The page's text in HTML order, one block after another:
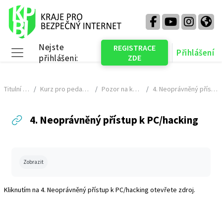
Přejít k hlavnímu obsahu
Boční panel
Nejste
přihlášeni:
REGISTRACE
ZDE
Přihlášení
Titulní stránka Kurz pro pedagogy - NÁHLED Pozor na kyberprostor 4. Neoprávněný přístup k PC/hacking
4. Neoprávněný přístup k PC/hacking
Zobrazit
Kliknutím na 4. Neoprávněný přístup k PC/hacking otevřete zdroj.